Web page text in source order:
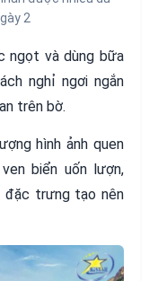
2
ngọt và dùng bữa
nghỉ ngơi ngắn
trên bờ.
hình ảnh quen
biển uốn lượn,
đặc trưng tạo nên